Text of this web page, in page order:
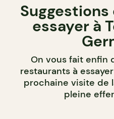
Suggestions
essayer à
On vous fait enfin
restaurants à
prochaine visite de
pleine